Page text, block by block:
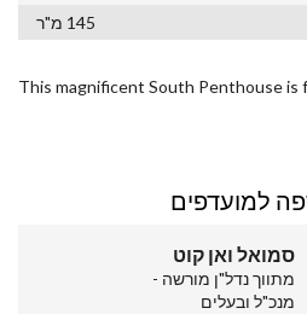
145 מ"ר
This magnificent South Penthouse is
למועדפים
סמואל ואן קוט
מתווך נדל"ן מורשה -
מנכ"ל ובעלים